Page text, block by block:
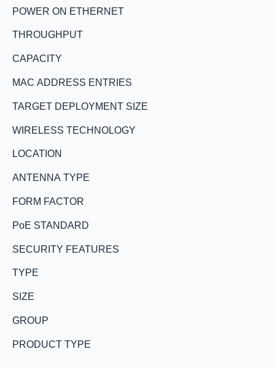
POWER ON ETHERNET
THROUGHPUT
CAPACITY
MAC ADDRESS ENTRIES
TARGET DEPLOYMENT SIZE
WIRELESS TECHNOLOGY
LOCATION
ANTENNA TYPE
FORM FACTOR
PoE STANDARD
SECURITY FEATURES
TYPE
SIZE
GROUP
PRODUCT TYPE